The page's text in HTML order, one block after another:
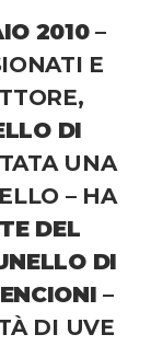
2010–
E
DI
UNA
– HA
DEL
DI
–
DI UVE